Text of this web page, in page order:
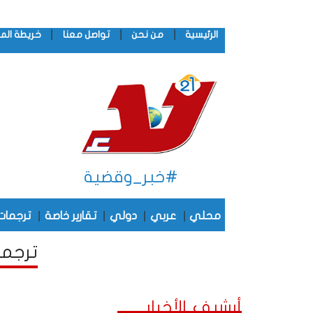
الرئيسية من نحن تواصل معنا خريطة
#خبر_وقضية
محلي عربي دولي تقارير خاصة
أرشيف الأخبار